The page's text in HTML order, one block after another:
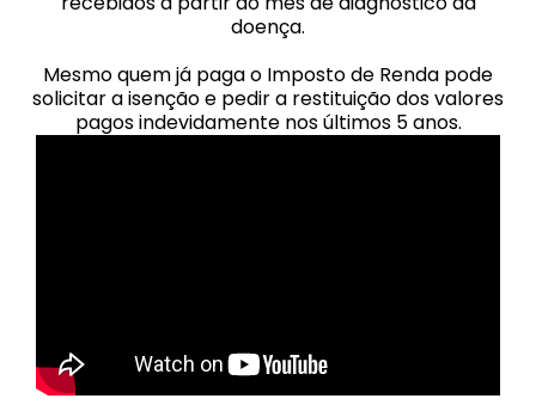
doença.
Mesmo quem já paga o Imposto de Renda pode
solicitar a isenção e pedir a restituição dos valores
pagos indevidamente nos últimos 5 anos.